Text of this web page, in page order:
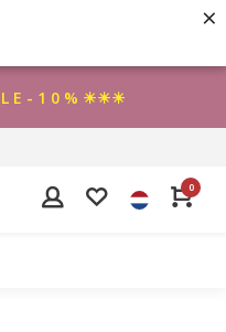
×
E - 1 0 % ☀☀☀
0